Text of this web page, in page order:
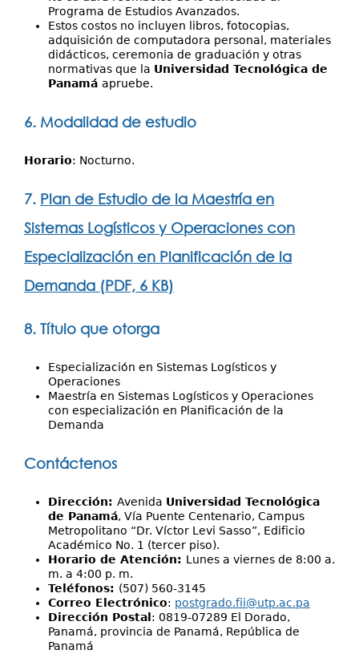
Programa de Estudios Avanzados.
Estos costos no incluyen libros, fotocopias,
adquisición de computadora personal, materiales
didácticos, ceremonia de graduación y otras
normativas que la Universidad Tecnológica de
Panamá apruebe.
6. Modalidad de estudio
Horario: Nocturno.
7. Plan de Estudio de la Maestría en
Sistemas Logísticos y Operaciones con
Especialización en Planificación de la
Demanda (PDF, 6 KB)
8. Título que otorga
Especialización en Sistemas Logísticos y
Operaciones
Maestría en Sistemas Logísticos y Operaciones
con especialización en Planificación de la
Demanda
Contáctenos
Dirección: Avenida Universidad Tecnológica
de Panamá, Vía Puente Centenario, Campus
Metropolitano “Dr. Víctor Levi Sasso”, Edificio
Académico No. 1 (tercer piso).
Horario de Atención: Lunes a viernes de 8:00 a.
m. a 4:00 p. m.
Teléfonos: (507) 560-3145
Correo Electrónico: postgrado.fii@utp.ac.pa
Dirección Postal : 0819-07289 El Dorado,
Panamá, provincia de Panamá, República de
Panamá